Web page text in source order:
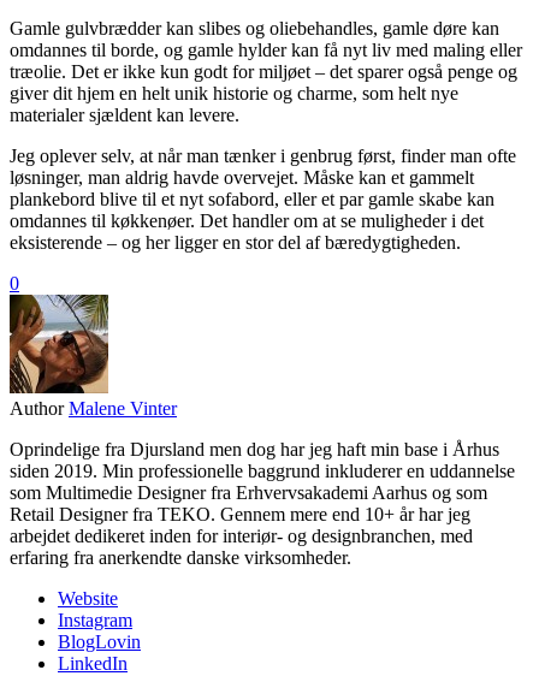
Gamle gulvbrædder kan slibes og oliebehandles, gamle døre kan
omdannes til borde, og gamle hylder kan få nyt liv med maling eller
træolie. Det er ikke kun godt for miljøet – det sparer også penge og
giver dit hjem en helt unik historie og charme, som helt nye
materialer sjældent kan levere.
Jeg oplever selv, at når man tænker i genbrug først, finder man ofte
løsninger, man aldrig havde overvejet. Måske kan et gammelt
plankebord blive til et nyt sofabord, eller et par gamle skabe kan
omdannes til køkkenøer. Det handler om at se muligheder i det
eksisterende – og her ligger en stor del af bæredygtigheden.
0
Author Malene Vinter
Oprindelige fra Djursland men dog har jeg haft min base i Århus
siden 2019. Min professionelle baggrund inkluderer en uddannelse
som Multimedie Designer fra Erhvervsakademi Aarhus og som
Retail Designer fra TEKO. Gennem mere end 10+ år har jeg
arbejdet dedikeret inden for interiør- og designbranchen, med
erfaring fra anerkendte danske virksomheder.
Website
Instagram
BlogLovin
LinkedIn